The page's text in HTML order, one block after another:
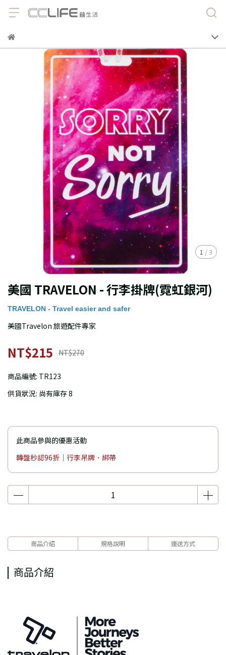
1 /3
美國 TRAVELON - 行李掛牌(霓虹銀河)
TRAVELON - Travel easier and safer
美國Travelon 旅遊配件專家
NT$215 NT$270
商品編號: TR123
供貨狀況: 尚有庫存 8
此商品參與的優惠活動
轉盤秒認96折｜行李吊牌．綁帶
商品介紹 規格說明 運送方式
商品介紹